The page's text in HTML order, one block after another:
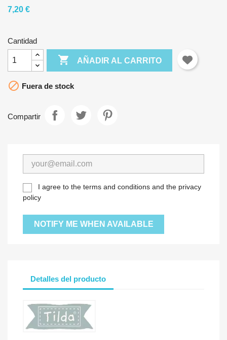
7,20 €
Cantidad
 AÑADIR AL CARRITO
 Fuera de stock
Compartir
I agree to the terms and conditions and the privacy
policy
NOTIFY ME WHEN AVAILABLE
Detalles del producto